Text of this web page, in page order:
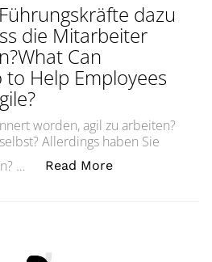
dazu
die Mitarbeiter
Can
Help Employees
worden, agil zu arbeiten?
Allerdings haben Sie
…
Read More„Was können